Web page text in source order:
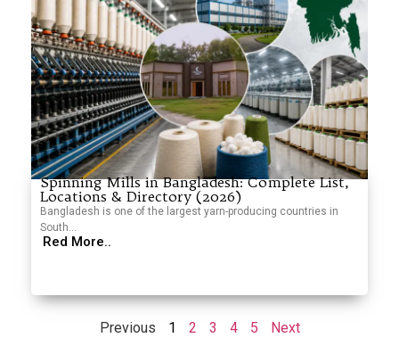
Spinning Mills in Bangladesh: Complete List,
Locations & Directory (2026)
Bangladesh is one of the largest yarn-producing countries in
South...
Red More..
Previous 1 2 3 4 5 Next